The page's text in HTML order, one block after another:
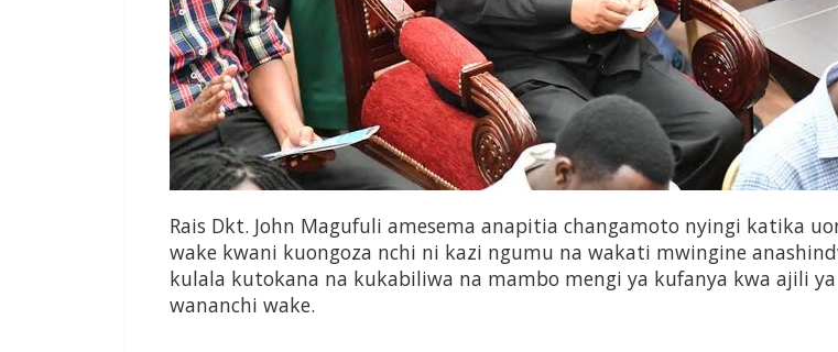
Rais Dkt. John Magufuli amesema anapitia changamoto nyingi katika
wake kwani kuongoza nchi ni kazi ngumu na wakati mwingine
kulala kutokana na kukabiliwa na mambo mengi ya kufanya kwa ajili ya
wananchi wake.